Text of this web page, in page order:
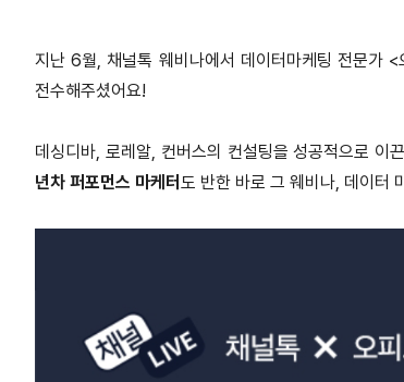
지난 6월, 채널톡 웨비나에서 데이터마케팅 전문가
전수해주셨어요!
데싱디바, 로레알, 컨버스의 컨설팅을 성공적으로
년차 퍼포먼스 마케터 도 반한 바로 그 웨비나, 데이터